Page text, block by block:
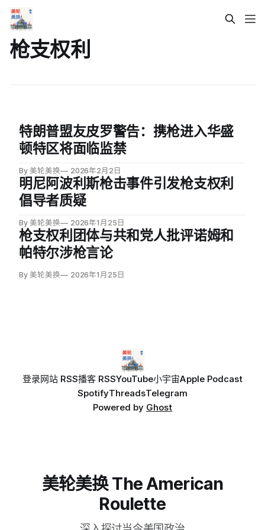
枪支权利
特朗普盟友皮罗警告：携枪进入华盛
顿特区将面临监禁
By 美轮美换 2026年2月2日
明尼阿波利斯枪击事件引发枪支权利
倡导者质疑
By 美轮美换 2026年1月25日
枪支权利团体与共和党人批评诺姆和
帕特尔涉枪言论
By 美轮美换 2026年1月25日
登录网站 RSS播客 RSSYouTube小宇宙Apple Podcast
SpotifyThreadsTelegram
Powered by Ghost
美轮美换 The American
Roulette